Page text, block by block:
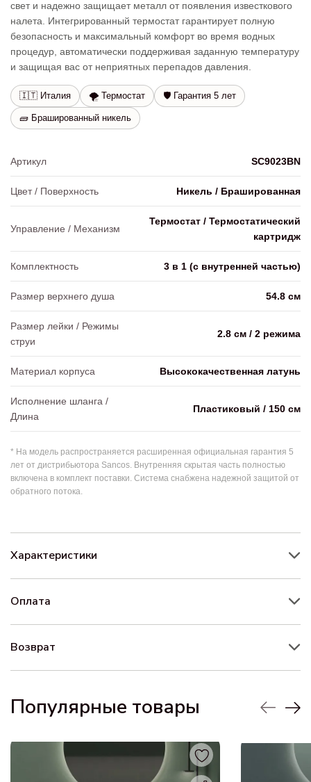
свет и надежно защищает металл от появления известкового
налета. Интегрированный термостат гарантирует полную
безопасность и максимальный комфорт во время водных
процедур, автоматически поддерживая заданную температуру
и защищая вас от неприятных перепадов давления.
🇮🇹 Италия 🌪️ Термостат 🛡️ Гарантия 5 лет
🧱 Брашированный никель
Артикул SC9023BN
Цвет / Поверхность Никель / Брашированная
Управление / Механизм
Термостат / Термостатический
картридж
Комплектность 3 в 1 (с внутренней частью)
Размер верхнего душа 54.8 см
Размер лейки / Режимы
струи
2.8 см / 2 режима
Материал корпуса Высококачественная латунь
Исполнение шланга /
Длина
Пластиковый / 150 см
* На модель распространяется расширенная официальная гарантия 5
лет от дистрибьютора Sancos. Внутренняя скрытая часть полностью
включена в комплект поставки. Система снабжена надежной защитой от
обратного потока.
Характеристики
Оплата
Возврат
Популярные товары